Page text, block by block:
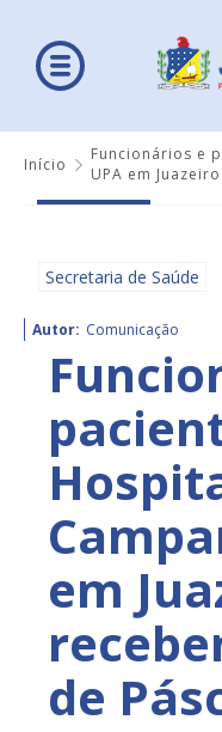
Início
Funcionários e
UPA em
Secretaria de Saúde
Autor: Comunicação
em
de